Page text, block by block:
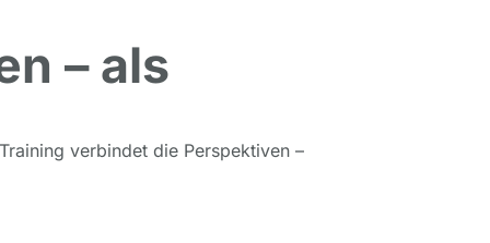
– als
verbindet die Perspektiven –